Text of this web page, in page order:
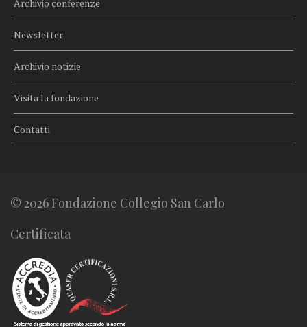
Archivio conferenze
Newsletter
Archivio notizie
Visita la fondazione
Contatti
© 2026 Fondazione Collegio San Carlo
Certificata